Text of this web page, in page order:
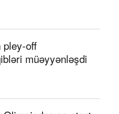
pley-off
müəyyənləşdi